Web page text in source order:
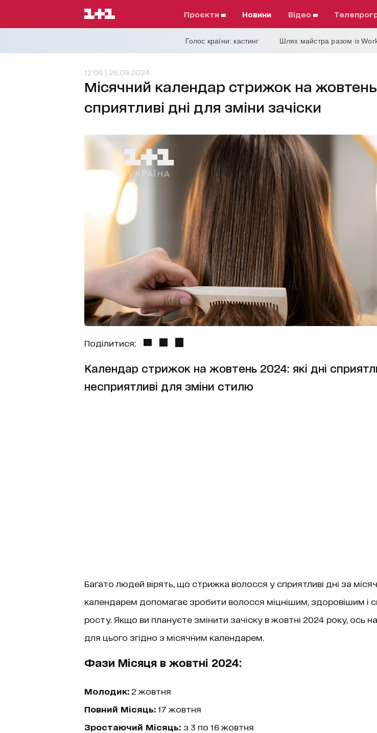
проєкти Новини відео
Голос країни: кастинг Шлях майстра разом із
12:06 | 26.09.2024
Місячний календар стрижок на
сприятливі дні для зміни зачіски
Поділитися:
Календар стрижок на жовтень 2024: які дні
несприятливі для зміни стилю
Багато людей вірять, що стрижка волосся у сприятливі дні за
календарем допомагає зробити волосся міцнішим, здоровішим і
росту. Якщо ви плануєте змінити зачіску в жовтні 2024 року, ось
для цього згідно з місячним календарем.
Фази Місяця в жовтні 2024:
Молодик:2 жовтня
Повний Місяць:17 жовтня
Зростаючий Місяць: з 3 по 16 жовтня